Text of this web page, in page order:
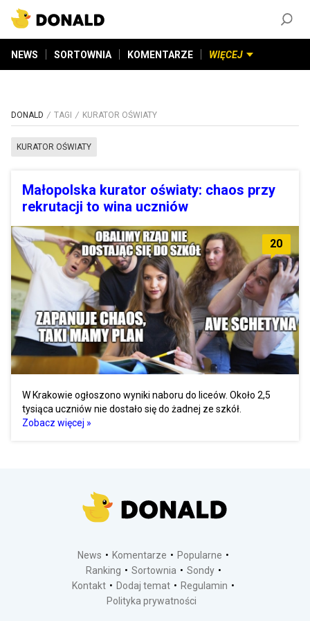
NEWS SORTOWNIA KOMENTARZE WIĘCEJ
DONALD TAGI KURATOR OŚWIATY
KURATOR OŚWIATY
Małopolska kurator oświaty: chaos przy
rekrutacji to wina uczniów
20
W Krakowie ogłoszono wyniki naboru do liceów. Około 2,5
tysiąca uczniów nie dostało się do żadnej ze szkół.
Zobacz więcej »
News Komentarze
Popularne
Ranking
Sortownia
Sondy
Kontakt
Dodaj temat
Regulamin
Polityka prywatności